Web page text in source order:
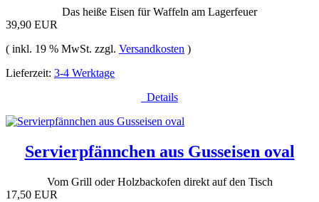
Das heiße Eisen für Waffeln am Lagerfeuer
39,90 EUR
( inkl. 19 % MwSt. zzgl. Versandkosten )
Lieferzeit: 3-4 Werktage
Details
Servierpfännchen aus Gusseisen oval
Vom Grill oder Holzbackofen direkt auf den Tisch
17,50 EUR